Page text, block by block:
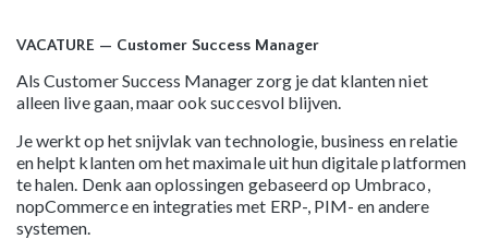
VACATURE — Customer Success Manager
Als Customer Success Manager zorg je dat klanten niet
alleen live gaan, maar ook succesvol blijven.
Je werkt op het snijvlak van technologie, business en relatie
en helpt klanten om het maximale uit hun digitale platformen
te halen. Denk aan oplossingen gebaseerd op Umbraco,
nopCommerce en integraties met ERP-, PIM- en andere
systemen.